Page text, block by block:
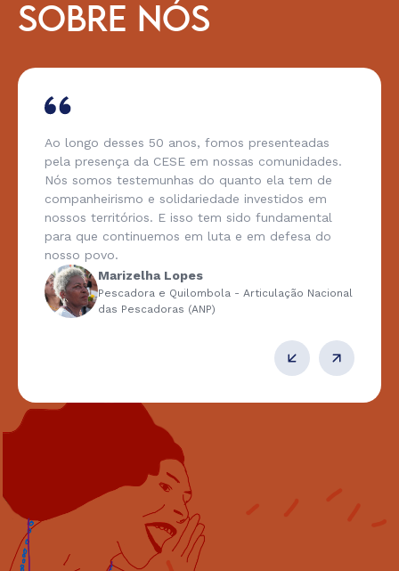
SOBRE NÓS
Ao longo desses 50 anos, fomos presenteadas
pela presença da CESE em nossas comunidades.
Nós somos testemunhas do quanto ela tem de
companheirismo e solidariedade investidos em
nossos territórios. E isso tem sido fundamental
para que continuemos em luta e em defesa do
nosso povo.
Marizelha Lopes
Pescadora e Quilombola - Articulação Nacional
das Pescadoras (ANP)